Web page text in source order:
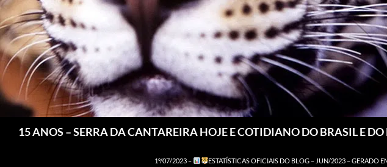
15 ANOS – SERRA DA CANTAREIRA HOJE E COTIDIANO DO BRASIL E
1º/07/2023 – ESTATÍSTICAS OFICIAIS DO BLOG – JUN/2023 – GERADO